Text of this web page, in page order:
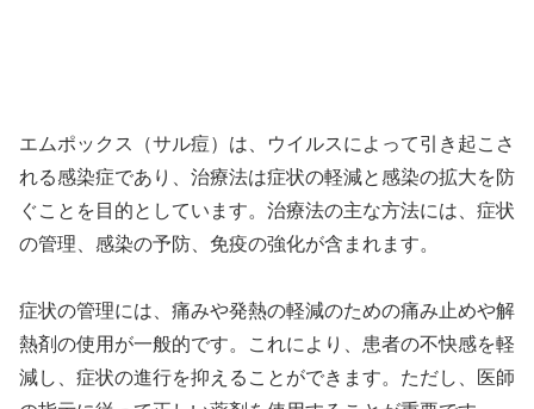
エムポックス（サル痘）は、ウイルスによって引き起こさ
れる感染症であり、治療法は症状の軽減と感染の拡大を防
ぐことを目的としています。治療法の主な方法には、症状
の管理、感染の予防、免疫の強化が含まれます。
症状の管理には、痛みや発熱の軽減のための痛み止めや解
熱剤の使用が一般的です。これにより、患者の不快感を軽
減し、症状の進行を抑えることができます。ただし、医師